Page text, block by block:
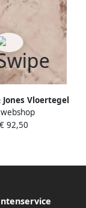
Jones Vloertegel
120x120 cm
Gerectificeerd 6
€ 92,50